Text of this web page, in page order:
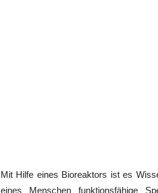
Mit Hilfe eines Bioreaktors ist es
eines Menschen funktionsfähige